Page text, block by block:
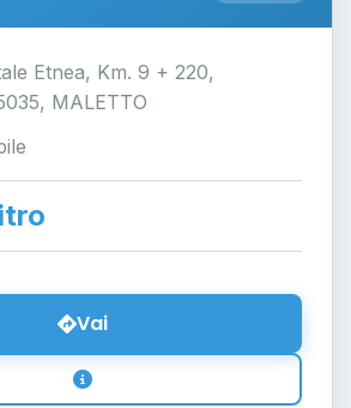
Etnea, Km. 9 + 220,
MALETTO
Vai